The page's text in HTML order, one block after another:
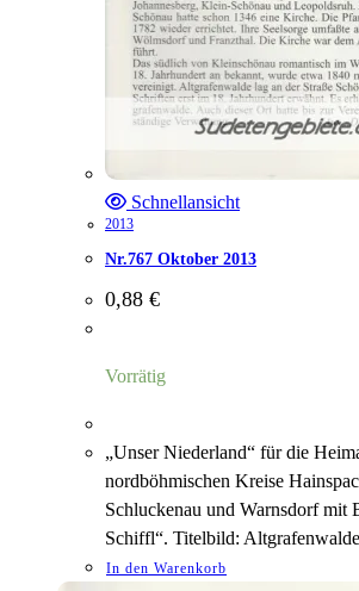
Schnellansicht
2013
Nr.767 Oktober 2013
0,88 €
Vorrätig
„Unser Niederland“ für die
nordböhmischen Kreise
Schluckenau und Warnsdorf mit
Schiffl“. Titelbild: Altgrafenwalde
In den Warenkorb